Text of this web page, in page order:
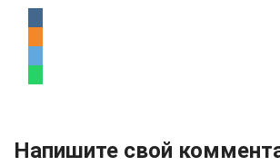
Напишите свой